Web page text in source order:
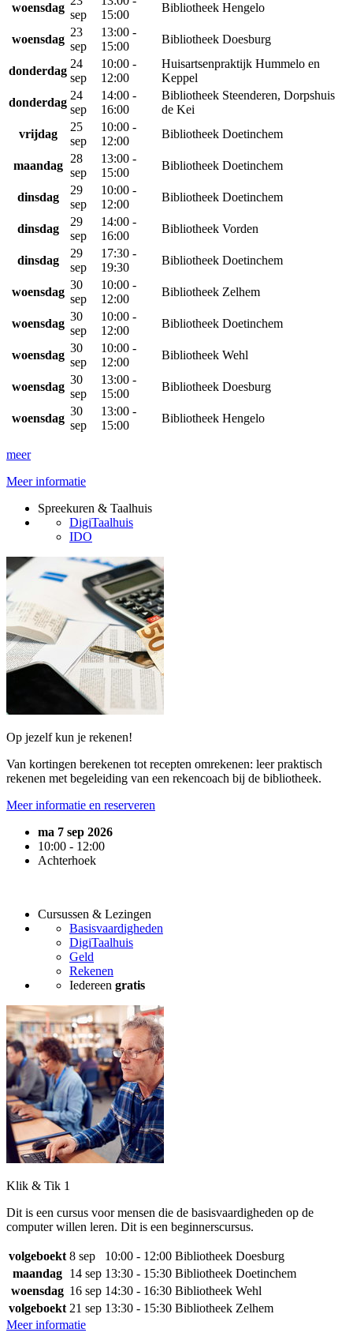
woensdag
sep
15:00
Bibliotheek Hengelo
woensdag
23
sep
13:00 -
15:00
Bibliotheek Doesburg
donderdag
24
sep
10:00 -
12:00
Huisartsenpraktijk Hummelo en
Keppel
donderdag
24
sep
14:00 -
16:00
Bibliotheek Steenderen, Dorpshuis
de Kei
vrijdag
25
sep
10:00 -
12:00
Bibliotheek Doetinchem
maandag
28
sep
13:00 -
15:00
Bibliotheek Doetinchem
dinsdag
29
sep
10:00 -
12:00
Bibliotheek Doetinchem
dinsdag
29
sep
14:00 -
16:00
Bibliotheek Vorden
dinsdag
29
sep
17:30 -
19:30
Bibliotheek Doetinchem
woensdag
30
sep
10:00 -
12:00
Bibliotheek Zelhem
woensdag
30
sep
10:00 -
12:00
Bibliotheek Doetinchem
woensdag
30
sep
10:00 -
12:00
Bibliotheek Wehl
woensdag
30
sep
13:00 -
15:00
Bibliotheek Doesburg
woensdag
30
sep
13:00 -
15:00
Bibliotheek Hengelo
meer
Meer informatie
Spreekuren & Taalhuis
DigiTaalhuis
IDO
Op jezelf kun je rekenen!
Van kortingen berekenen tot recepten omrekenen: leer praktisch
rekenen met begeleiding van een rekencoach bij de bibliotheek.
Meer informatie en reserveren
ma 7 sep 2026
10:00 - 12:00
Achterhoek
Cursussen & Lezingen
Basisvaardigheden
DigiTaalhuis
Geld
Rekenen
Iedereen gratis
Klik & Tik 1
Dit is een cursus voor mensen die de basisvaardigheden op de
computer willen leren. Dit is een beginnerscursus.
volgeboekt 8 sep 10:00 - 12:00 Bibliotheek Doesburg
maandag 14 sep 13:30 - 15:30 Bibliotheek Doetinchem
woensdag 16 sep 14:30 - 16:30 Bibliotheek Wehl
volgeboekt 21 sep 13:30 - 15:30 Bibliotheek Zelhem
Meer informatie